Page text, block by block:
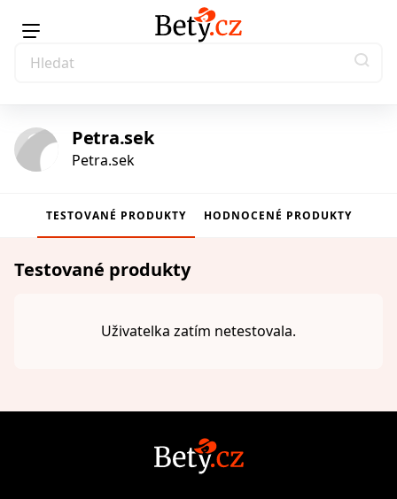
Petra.sek
Petra.sek
TESTOVANÉ PRODUKTY HODNOCENÉ PRODUKTY
Testované produkty
Uživatelka zatím netestovala.